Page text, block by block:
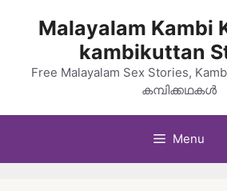
Malayalam Kambi
kambikuttan
Free Malayalam Sex Stories,
കമ്പിക്കഥകൾ
Menu